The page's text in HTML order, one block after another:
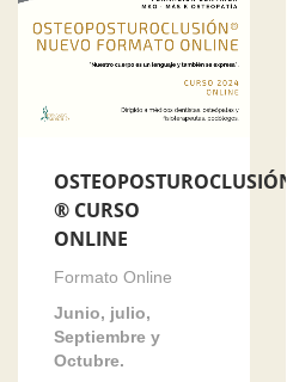
OSTEOPOSTUROCLUSIÓN
® CURSO
ONLINE
Formato Online
Junio, julio,
Septiembre y
Octubre.